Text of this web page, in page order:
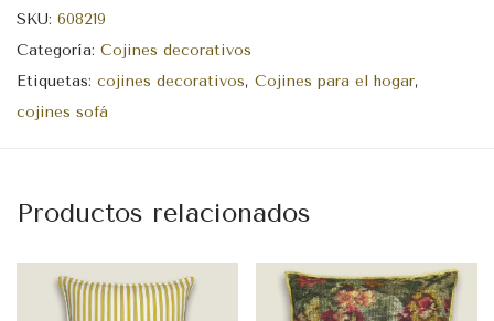
SKU: 608219
Categoría: Cojines decorativos
Etiquetas: cojines decorativos, Cojines para el hogar,
cojines sofá
Productos relacionados